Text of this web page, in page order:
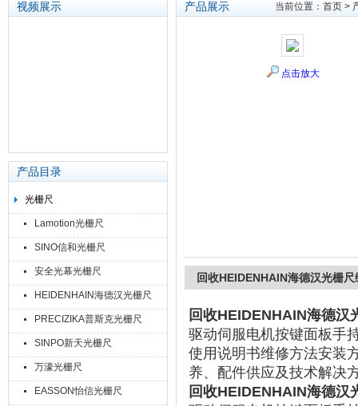
视频展示
产品目录
光栅尺
Lamotion光栅尺
SINO信和光栅尺
安全光幕光栅尺
HEIDENHAIN海德汉光栅尺
PRECIZIKA普斯克光栅尺
SINPO新天光栅尺
万濠光栅尺
EASSON怡信光栅尺
产品展示 当前位置： 首页 >
点击放大
回收HEIDENHAIN海德汉光栅
回收HEIDENHAIN海德汉
驱动伺服电机按键面板手
使用说明书维修方法安装
养、配件供应及技术解决
回收HEIDENHAIN海德汉